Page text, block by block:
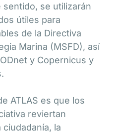
se utilizarán
útiles para
de la Directiva
Marina (MSFD), así
y Copernicus y
ATLAS es que los
reviertan
la